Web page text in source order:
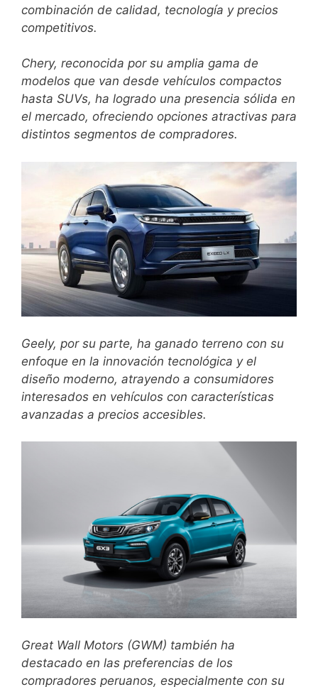
combinación de calidad, tecnología y precios
competitivos.
Chery, reconocida por su amplia gama de
modelos que van desde vehículos compactos
hasta SUVs, ha logrado una presencia sólida en
el mercado, ofreciendo opciones atractivas para
distintos segmentos de compradores.
Geely, por su parte, ha ganado terreno con su
enfoque en la innovación tecnológica y el
diseño moderno, atrayendo a consumidores
interesados en vehículos con características
avanzadas a precios accesibles.
Great Wall Motors (GWM) también ha
destacado en las preferencias de los
compradores peruanos, especialmente con su